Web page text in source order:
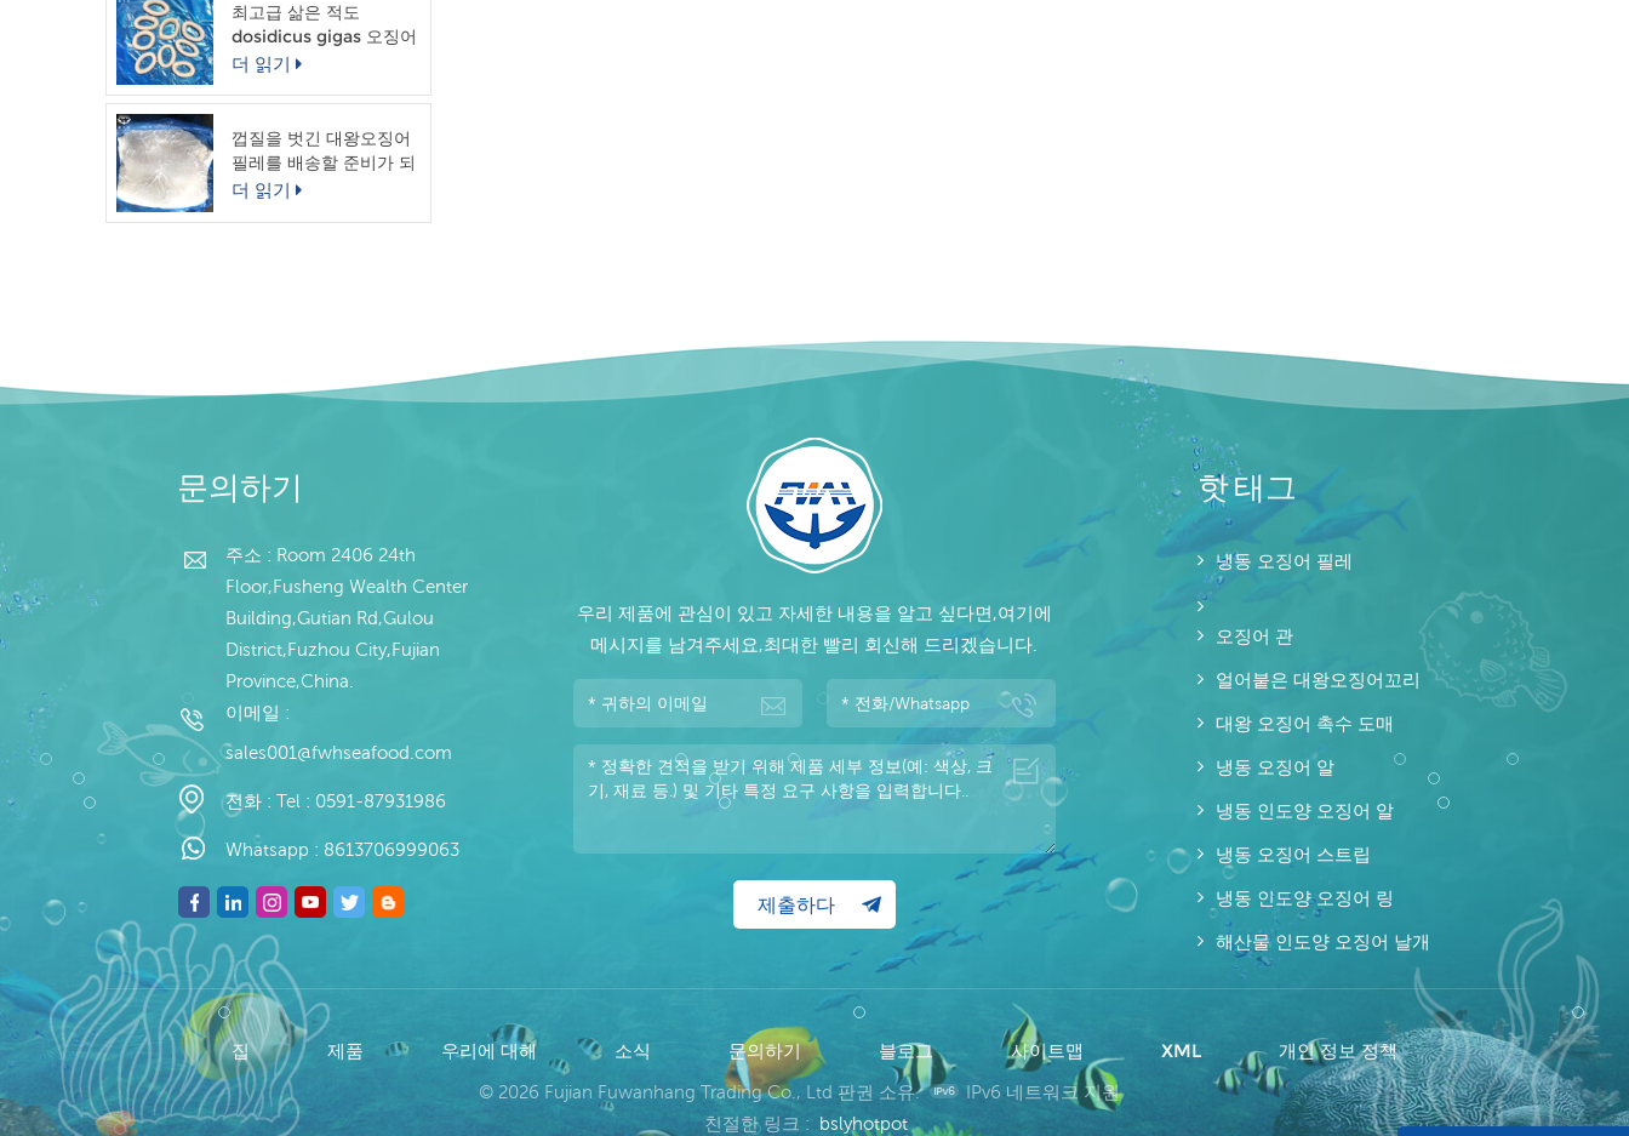
최고급 삶은 적도
dosidicus gigas 오징어
링
더 읽기
껍질을 벗긴 대왕오징어
필레를 배송할 준비가 되
었습니다.
더 읽기
문의하기
주소 : Room 2406 24th
Floor,Fusheng Wealth Center
Building,Gutian Rd,Gulou
District,Fuzhou City,Fujian
Province,China.
이메일 :
sales001@fwhseafood.com
전화 : Tel : 0591-87931986
Whatsapp : 8613706999063
우리 제품에 관심이 있고 자세한 내용을 알고 싶다면,여기에
메시지를 남겨주세요,최대한 빨리 회신해 드리겠습니다.
핫 태그
냉동 오징어 필레
오징어 관
얼어붙은 대왕오징어꼬리
대왕 오징어 촉수 도매
냉동 오징어 알
냉동 인도양 오징어 알
냉동 오징어 스트립
냉동 인도양 오징어 링
해산물 인도양 오징어 날개
집 제품 우리에 대해 소식 문의하기 블로그 사이트맵 XML 개인 정보 정책
© 2026 Fujian Fuwanhang Trading Co., Ltd 판권 소유.
IPv6 네트워크 지원
친절한 링크 : bslyhotpot